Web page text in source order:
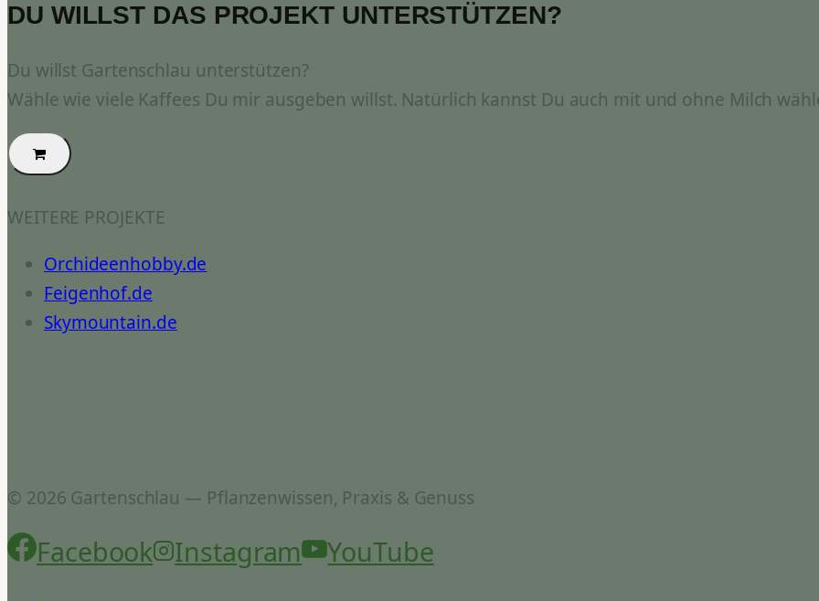
DU WILLST DAS PROJEKT UNTERSTÜTZEN?
Du willst Gartenschlau unterstützen?
Wähle wie viele Kaffees Du mir ausgeben willst. Natürlich kannst Du auch mit und ohne Milch
WEITERE PROJEKTE
Orchideenhobby.de
Feigenhof.de
Skymountain.de
© 2026 Gartenschlau — Pflanzenwissen, Praxis & Genuss
Facebook Instagram YouTube